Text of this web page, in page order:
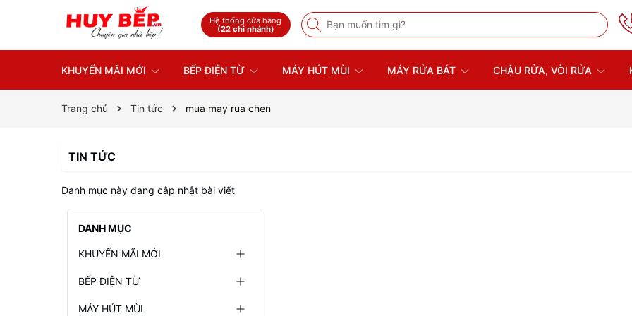
Hệ thống cửa hàng
(22 chi nhánh)
KHUYẾN MÃI MỚI BẾP ĐIỆN TỪ MÁY HÚT MÙI MÁY RỬA BÁT CHẬU RỬA, VÒI RỬA
Trang chủ Tin tức mua may rua chen
TIN TỨC
Danh mục này đang cập nhật bài viết
DANH MỤC
KHUYẾN MÃI MỚI
BẾP ĐIỆN TỪ
MÁY HÚT MÙI